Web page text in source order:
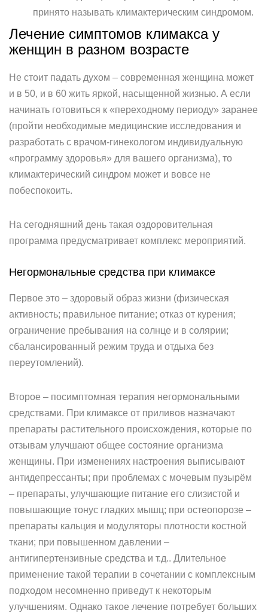
принято называть климактерическим синдромом.
Лечение симптомов климакса у
женщин в разном возрасте
Не стоит падать духом – современная женщина может
и в 50, и в 60 жить яркой, насыщенной жизнью. А если
начинать готовиться к «переходному периоду» заранее
(пройти необходимые медицинские исследования и
разработать с врачом-гинекологом индивидуальную
«программу здоровья» для вашего организма), то
климактерический синдром может и вовсе не
побеспокоить.
На сегодняшний день такая оздоровительная
программа предусматривает комплекс мероприятий.
Негормональные средства при климаксе
Первое это – здоровый образ жизни (физическая
активность; правильное питание; отказ от курения;
ограничение пребывания на солнце и в солярии;
сбалансированный режим труда и отдыха без
переутомлений).
Второе – посимптомная терапия негормональными
средствами. При климаксе от приливов назначают
препараты растительного происхождения, которые по
отзывам улучшают общее состояние организма
женщины. При изменениях настроения выписывают
антидепрессанты; при проблемах с мочевым пузырём
– препараты, улучшающие питание его слизистой и
повышающие тонус гладких мышц; при остеопорозе –
препараты кальция и модуляторы плотности костной
ткани; при повышенном давлении –
антигипертензивные средства и т.д.. Длительное
применение такой терапии в сочетании с комплексным
подходом несомненно приведут к некоторым
улучшениям. Однако такое лечение потребует больших